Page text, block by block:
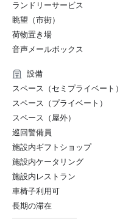
ランドリーサービス
眺望（市街）
荷物置き場
音声メールボックス
設備
スペース（セミプライベート）
スペース（プライベート）
スペース（屋外）
巡回警備員
施設内ギフトショップ
施設内ケータリング
施設内レストラン
車椅子利用可
長期の滞在